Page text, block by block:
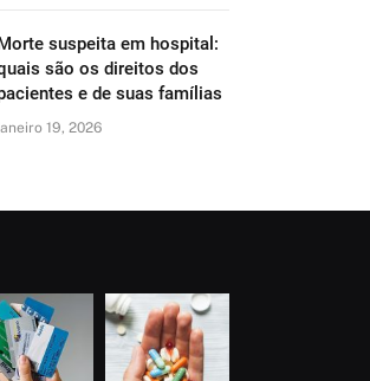
Morte suspeita em hospital:
são os direitos dos
e de suas famílias
19, 2026